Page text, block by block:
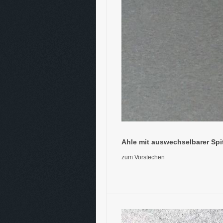
Ahle mit auswechselbarer
zum Vorstechen